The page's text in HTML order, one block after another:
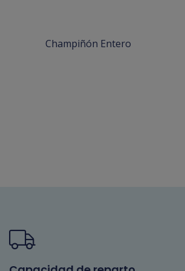
Champiñón Entero